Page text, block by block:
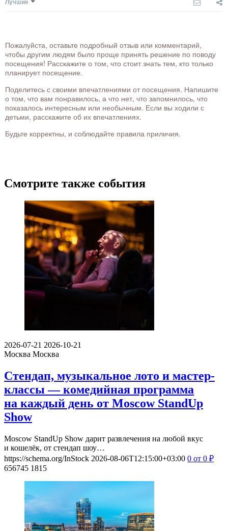
Пожалуйста, оставьте подробный отзыв или комментарий,
чтобы другим людям было проще принять решение по поводу
посещения! Расскажите о том, что стоит знать тем, кто только
планирует посещение.
Поделитесь с своими впечатлениями от посещения. Напишите
о том, что вам понравилось, а что нет, что запомнилось, что
показалось интересным или необычным. Если вы ходили с
детьми, расскажите об их впечатлениях.
Будьте корректны, и соблюдайте правила приличия.
Смотрите также события
2026-07-21 2026-10-21
Москва Москва
Стендап, музыкальное лото и мастер-
классы — комедийная программа
на каждый день от Moscow StandUp
Show
Moscow StandUp Show дарит развлечения на любой вкус
и кошелёк, от стендап шоу…
https://schema.org/InStock 2026-08-06T12:15:00+03:00 0 от 0 ₽
656745 1815